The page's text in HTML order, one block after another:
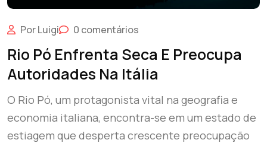
Por Luigi 0 comentários
Rio Pó Enfrenta Seca E Preocupa
Autoridades Na Itália
O Rio Pó, um protagonista vital na geografia e
economia italiana, encontra-se em um estado de
estiagem que desperta crescente preocupação